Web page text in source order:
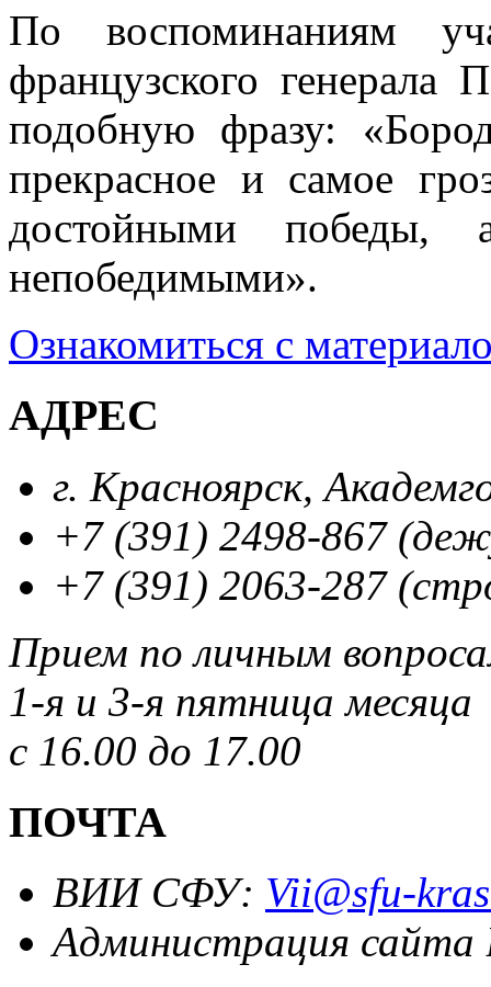
По воспоминаниям
французского генерала
подобную фразу:
прекрасное и самое
достойными победы,
непобедимыми».
Ознакомиться с
АДРЕС
г. Красноярск,
+7 (391) 2498-867
+7 (391) 2063-287
Прием по личным
1-я и 3-я пятница месяца
с 16.00 до 17.00
ПОЧТА
ВИИ СФУ: Vii@sfu-
Администрация